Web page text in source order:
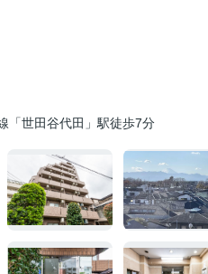
「世田谷代田」駅徒歩7分